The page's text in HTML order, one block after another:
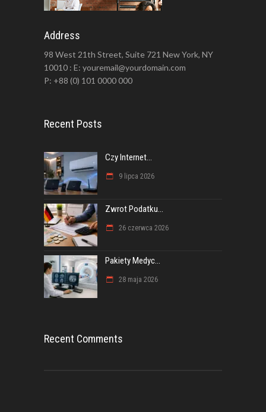
Address
98 West 21th Street, Suite 721 New York, NY
10010 : E: youremail@yourdomain.com
P: +88 (0) 101 0000 000
Recent Posts
Czy Internet...
9 lipca 2026
Zwrot Podatku...
26 czerwca 2026
Pakiety Medyc...
28 maja 2026
Recent Comments